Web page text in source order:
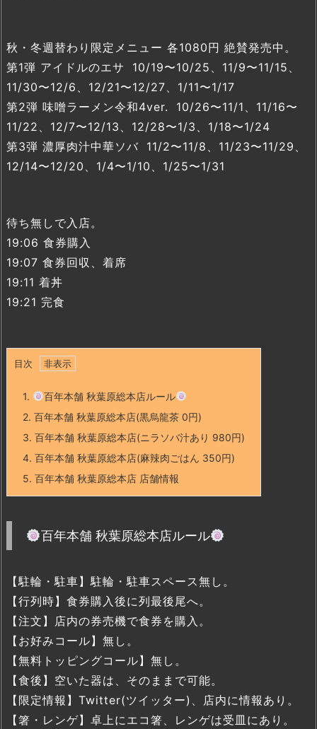
秋・冬週替わり限定メニュー 各1080円 絶賛発売中。
第1弾 アイドルのエサ 10/19〜10/25、11/9〜11/15、
11/30〜12/6、12/21〜12/27、1/11〜1/17
第2弾 味噌ラーメン令和4ver. 10/26〜11/1、11/16〜
11/22、12/7〜12/13、12/28〜1/3、1/18〜1/24
第3弾 濃厚肉汁中華ソバ 11/2〜11/8、11/23〜11/29、
12/14〜12/20、1/4〜1/10、1/25〜1/31
待ち無しで入店。
19:06 食券購入
19:07 食券回収、着席
19:11 着丼
19:21 完食
目次
1.
百年本舗 秋葉原総本店ルール
2. 百年本舗 秋葉原総本店(黒烏龍茶 0円)
3. 百年本舗 秋葉原総本店(ニラソバ汁あり 980円)
4. 百年本舗 秋葉原総本店(麻辣肉ごはん 350円)
5. 百年本舗 秋葉原総本店 店舗情報
百年本舗 秋葉原総本店ルール
【駐輪・駐車】駐輪・駐車スペース無し。
【行列時】食券購入後に列最後尾へ。
【注文】店内の券売機で食券を購入。
【お好みコール】無し。
【無料トッピングコール】無し。
【食後】空いた器は、そのままで可能。
【限定情報】Twitter(ツイッター)、店内に情報あり。
【箸・レンゲ】卓上にエコ箸、レンゲは受皿にあり。